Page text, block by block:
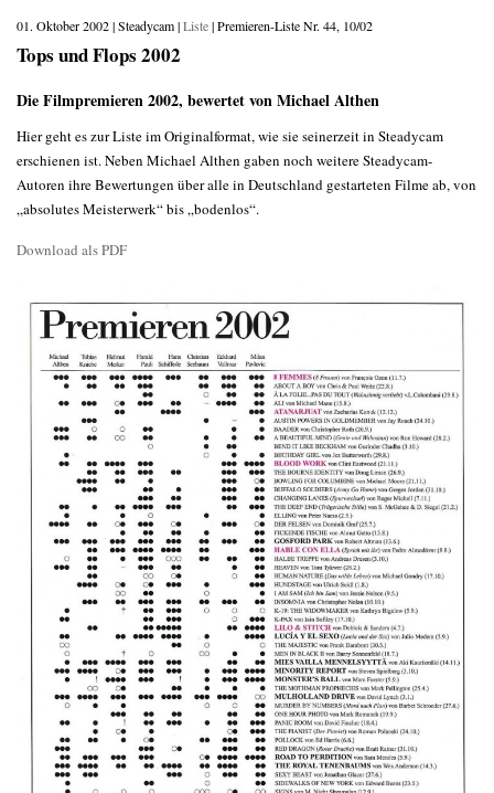
01. Oktober 2002 | Steadycam |Liste| Premieren-Liste Nr. 44, 10/02
Tops und Flops 2002
Die Filmpremieren 2002, bewertet von Michael Althen
Hier geht es zur Liste im Originalformat, wie sie seinerzeit in Steadycam
erschienen ist. Neben Michael Althen gaben noch weitere Steadycam-
Autoren ihre Bewertungen über alle in Deutschland gestarteten Filme ab, von
„absolutes Meisterwerk“ bis „bodenlos“.
Download als PDF